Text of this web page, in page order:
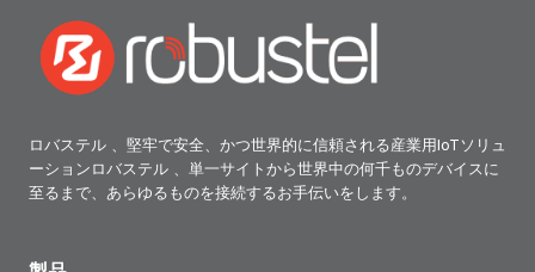
ロバステル 、堅牢で安全、かつ世界的に信頼される産業用IoTソリュ
ーションロバステル 、単一サイトから世界中の何千ものデバイスに
至るまで、あらゆるものを接続するお手伝いをします。